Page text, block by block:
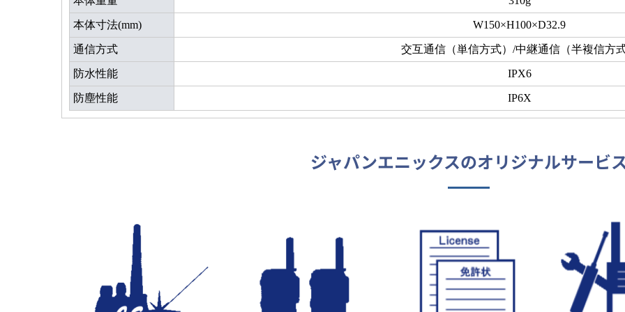
本体寸法(mm) W150×H100×D32.9
通信方式 交互通信（単信方式）/中継通信（半複信方
防水性能 IPX6
防塵性能 IP6X
ジャパンエニックスのオリジナルサービ